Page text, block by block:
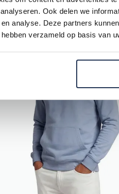
Ook delen we
analyse. Deze partners
verzameld op basis van